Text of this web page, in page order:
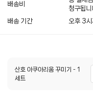
배송비
청구됩니
배송 기간
오후 3
산호 아쿠아리움 꾸미기 - 1
세트